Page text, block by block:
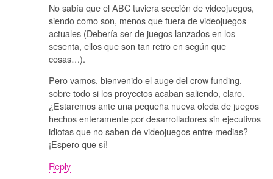
No sabía que el ABC tuviera sección de videojuegos,
siendo como son, menos que fuera de videojuegos
actuales (Debería ser de juegos lanzados en los
sesenta, ellos que son tan retro en según que
cosas…).
Pero vamos, bienvenido el auge del crow funding,
sobre todo si los proyectos acaban saliendo, claro.
¿Estaremos ante una pequeña nueva oleda de juegos
hechos enteramente por desarrolladores sin ejecutivos
idiotas que no saben de videojuegos entre medias?
¡Espero que sí!
Reply